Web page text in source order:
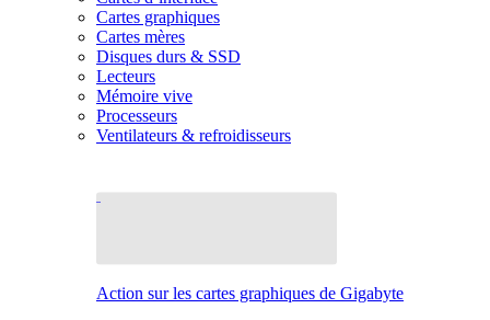
Cartes graphiques
Cartes mères
Disques durs & SSD
Lecteurs
Mémoire vive
Processeurs
Ventilateurs & refroidisseurs
Action sur les cartes graphiques de Gigabyte